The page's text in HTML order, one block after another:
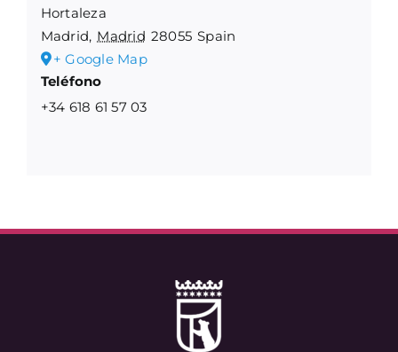
Hortaleza
Madrid, Madrid 28055 Spain
+ Google Map
Teléfono
+34 618 61 57 03